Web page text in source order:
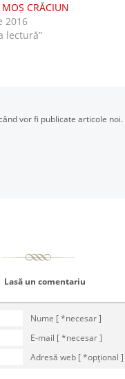
CRĂCIUN
2016
lectură”
vor fi publicate articole noi.
Lasă un comentariu
Nume [ *necesar ]
E-mail [ *necesar ]
Adresă web [ *opţional ]